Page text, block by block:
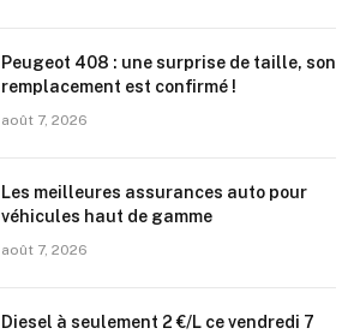
Peugeot 408 : une surprise de taille, son
remplacement est confirmé !
août 7, 2026
Les meilleures assurances auto pour
véhicules haut de gamme
août 7, 2026
Diesel à seulement 2 €/L ce vendredi 7